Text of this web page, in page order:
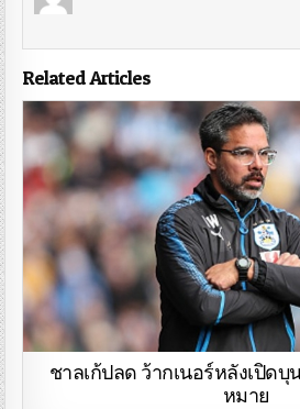
Related Articles
ชาลเก้ปลด ว้ากเนอร์หลังเปิดบุ
หมาย